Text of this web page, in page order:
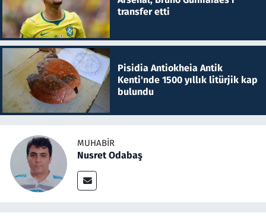
transfer etti
Pisidia Antiokheia Antik
Kenti'nde 1500 yıllık litürjik kap
bulundu
MUHABIR
Nusret Odabaş